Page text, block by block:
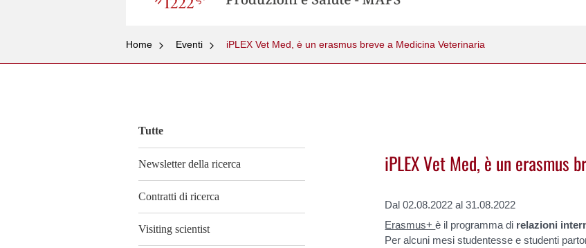
Home Eventi iPLEX Vet Med, è un erasmus breve a Medicina Veterinaria
Tutte
Newsletter della ricerca
Contratti di ricerca
Visiting scientist
iPLEX Vet Med, è un erasmus
Dal 02.08.2022 al 31.08.2022
Erasmus+è il programma di relazioni
Per alcuni mesi studentesse e studenti